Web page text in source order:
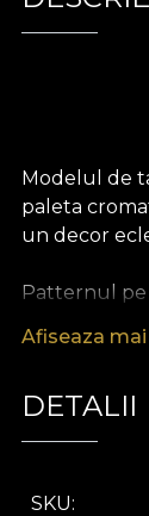
Modelul de
paleta
un decor
Patternul pe
esti conectat
Asemenea
Canvas are
Afiseaza
DETALII
SKU